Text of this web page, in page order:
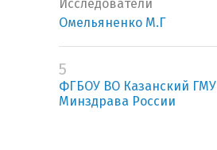
Исследователи
Омельяненко М.Г
5
ФГБОУ ВО Казанский ГМУ
Минздрава России